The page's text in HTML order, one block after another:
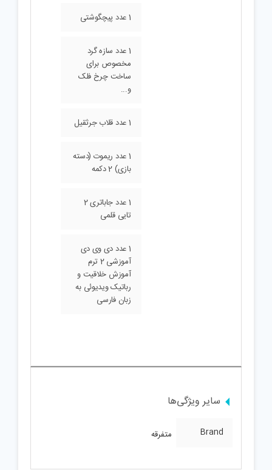
بلند و متوسط
1 عدد پیچگوشتی
1 عدد سازه گرد
مخصوص برای
و...
1 عدد قلاب جرثقیل
بازی) 2 دکمه
تایی قلمی
1 عدد دی وی دی
آموزشی 2 ترم
آموزش خلاقیت و
سایر ویژگی‌ها